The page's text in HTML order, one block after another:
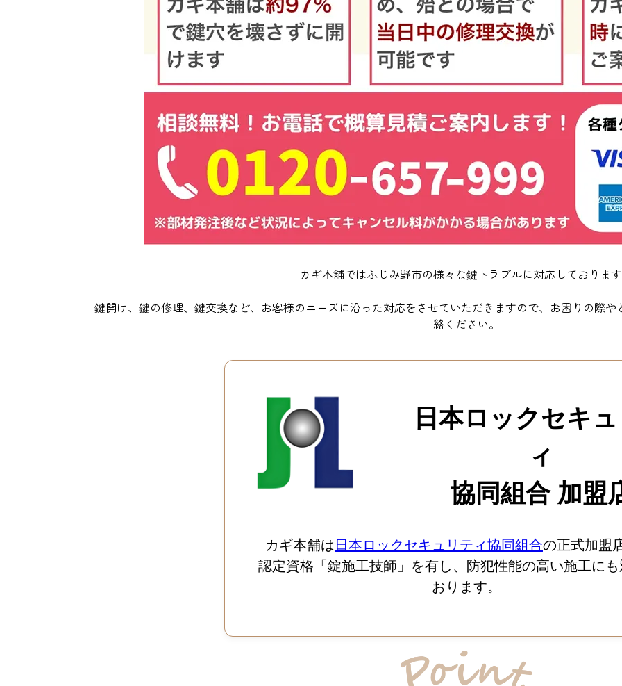
カギ本舗ではふじみ野市の様々な鍵トラブルに対応しておりま
鍵開け、鍵の修理、鍵交換など、お客様のニーズに沿った対応をさせていただきますので、お困りの際
絡ください。
日本ロックセキ
ィ
協同組合 加盟
カギ本舗は 日本ロックセキュリティ協同組合の正式加盟
認定資格「錠施工技師」を有し、防犯性能の高い施工に
おります。